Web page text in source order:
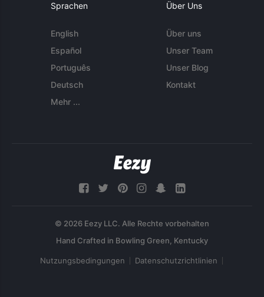
Sprachen
English
Español
Português
Deutsch
Mehr ...
Über Uns
Über uns
Unser Team
Unser Blog
Kontakt
© 2026 Eezy LLC. Alle Rechte vorbehalten
Nutzungsbedingungen Datenschutzrichtlinien